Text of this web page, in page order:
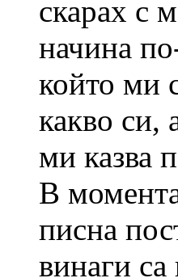
скарах с
начина
който ми
какво си,
ми казва
В
писна
винаги